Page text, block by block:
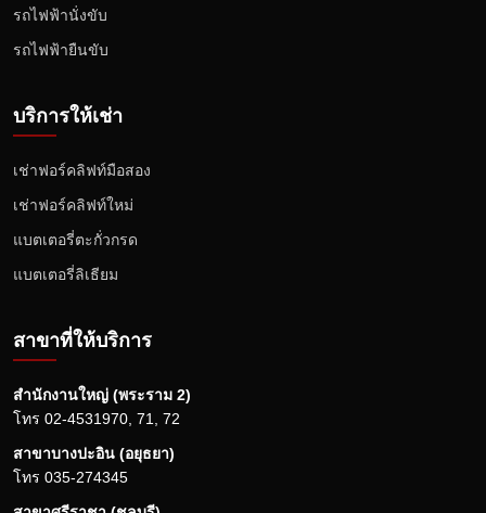
รถไฟฟ้านั่งขับ
รถไฟฟ้ายืนขับ
บริการให้เช่า
เช่าฟอร์คลิฟท์มือสอง
เช่าฟอร์คลิฟท์ใหม่
แบตเตอรี่ตะกั่วกรด
แบตเตอรี่ลิเธียม
สาขาที่ให้บริการ
สำนักงานใหญ่ (พระราม 2)
โทร 02-4531970 71
72
สาขาบางปะอิน (อยุธยา)
โทร 035-274345